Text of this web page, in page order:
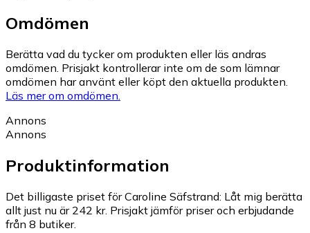
Omdömen
Berätta vad du tycker om produkten eller läs andras
omdömen. Prisjakt kontrollerar inte om de som lämnar
omdömen har använt eller köpt den aktuella produkten.
Läs mer om omdömen.
Annons
Annons
Produktinformation
Det billigaste priset för Caroline Säfstrand: Låt mig berätta
allt just nu är 242 kr. Prisjakt jämför priser och erbjudande
från 8 butiker.